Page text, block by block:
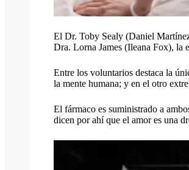
El Dr. Toby Sealy (Daniel
Dra. Lorna James (Ileana Fox), la
Entre los voluntarios destaca la
la mente humana; y en el otro
El fármaco es suministrado a
dicen por ahí que el amor es una